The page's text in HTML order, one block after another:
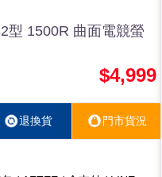
型 1500R 曲面電競螢
$4,999
退換貨 門市貨況